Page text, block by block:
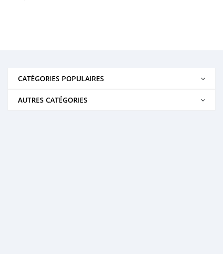
CATÉGORIES POPULAIRES
AUTRES CATÉGORIES